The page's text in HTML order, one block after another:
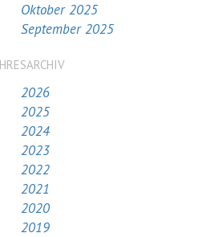
Oktober 2025
September 2025
2026
2025
2024
2023
2022
2021
2020
2019